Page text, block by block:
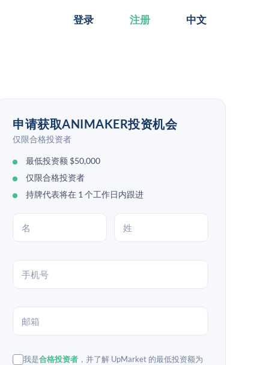
登录 注册 中文
申请获取ANIMAKER投资机会
仅限合格投资者
最低投资额 $50,000
仅限合格投资者
持牌代表将在 1 个工作日内跟进
我是合格投资者 ，并了解 UpMarket 的最低投资额为